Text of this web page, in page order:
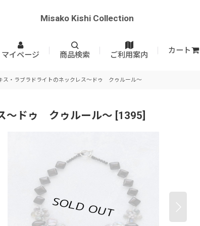
Misako Kishi Collection
マイページ 商品検索 ご利用案内
カート
ス・ラブラドライトのネックレス〜ドゥ クゥルール〜
〜ドゥ クゥルール〜 [1395]